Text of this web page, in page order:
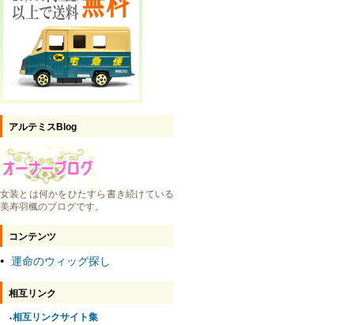
アルテミスBlog
女装とは何かをひたすら書き続けている
美寿羽楓のブログです。
コンテンツ
● 運命のウィッグ探し
相互リンク
●相互リンクサイト集